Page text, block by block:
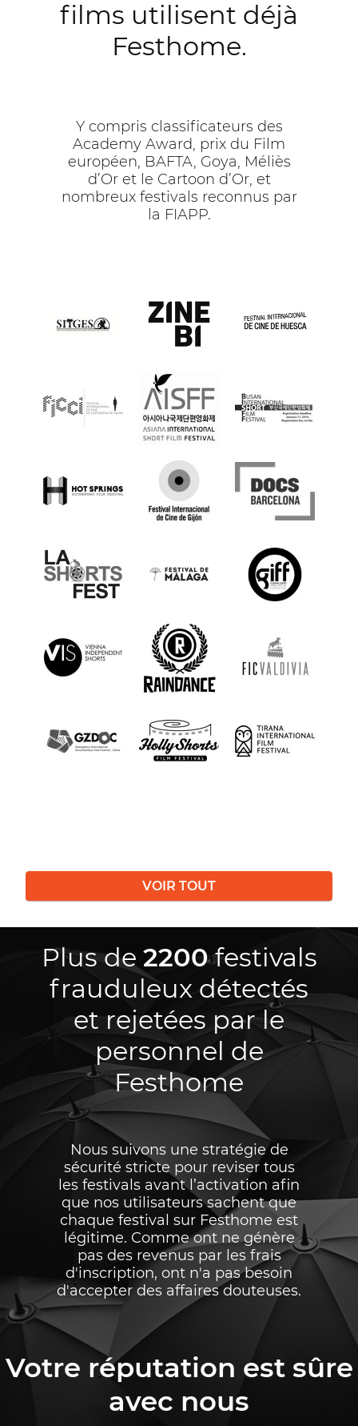
films utilisent déjà
Festhome.
Y compris classificateurs des
Academy Award, prix du Film
européen, BAFTA, Goya, Méliès
d’Or et le Cartoon d’Or, et
nombreux festivals reconnus par
la FIAPP.
VOIR TOUT
Plus de 2200festivals
frauduleux détectés
et rejetées par le
personnel de
Festhome
Nous suivons une stratégie de
sécurité stricte pour reviser tous
les festivals avant l’activation afin
que nos utilisateurs sachent que
chaque festival sur Festhome est
légitime. Comme ont ne génère
pas des revenus par les frais
d'inscription, ont n'a pas besoin
d'accepter des affaires douteuses.
Votre réputation est sûre
avec nous